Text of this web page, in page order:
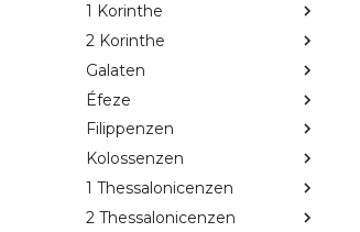
1 Korinthe
2 Korinthe
Galaten
Éfeze
Filippenzen
Kolossenzen
1 Thessalonicenzen
2 Thessalonicenzen